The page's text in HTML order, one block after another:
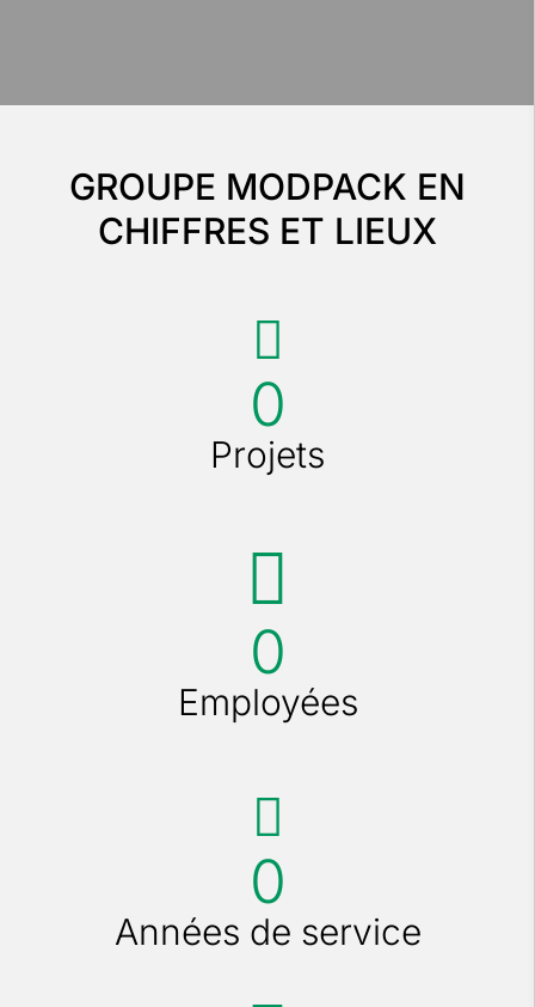
GROUPE MODPACK EN
CHIFFRES ET LIEUX
0
Projets
0
Employées
0
Années de service